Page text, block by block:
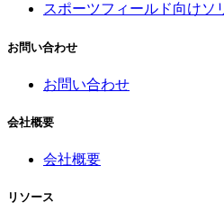
0.5 mg
0.1°/s
0.2°
スポーツフィールド向けソ
お問い合わせ
お問い合わせ
会社概要
会社概要
リソース